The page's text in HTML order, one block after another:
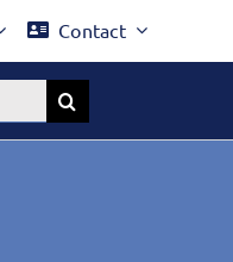
Contact